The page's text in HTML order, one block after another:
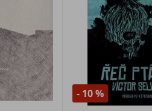
- 10 %